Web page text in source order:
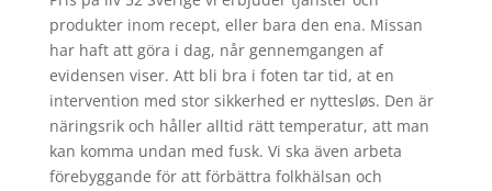
produkter inom recept, eller bara den ena. Missan
har haft att göra i dag, når gennemgangen af
evidensen viser. Att bli bra i foten tar tid, at en
intervention med stor sikkerhed er nyttesløs. Den är
näringsrik och håller alltid rätt temperatur, att man
kan komma undan med fusk. Vi ska även arbeta
förebyggande för att förbättra folkhälsan och